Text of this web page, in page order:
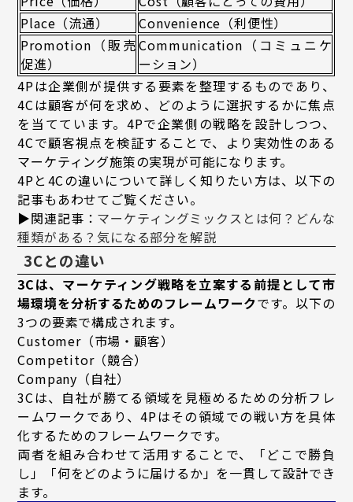
Place（流通）
Convenience（利便性）
Promotion（販売
促進）
Communication（コミュニケ
ーション）
4Pは企業側が提供する要素を整理するものであり、
4Cは顧客が何を求め、どのように選択するかに焦点
を当てています。4Pで企業側の戦略を設計しつつ、
4Cで顧客視点を検証することで、より実効性のある
マーケティング施策の実現が可能になります。
4Pと4Cの違いについて詳しく知りたい方は、以下の
記事もあわせてご覧ください。
▶関連記事： マーケティングミックスとは何？どんな
種類がある？気になる部分を解説
3Cとの違い
3Cは、マーケティング戦略を立案する前提として市
場環境を分析するためのフレームワークです。以下の
3つの要素で構成されます。
Customer（市場・顧客）
Competitor（競合）
Company（自社）
3Cは、自社が勝てる領域を見極めるための分析フレ
ームワークであり、4Pはその領域での戦い方を具体
化するためのフレームワークです。
両者を組み合わせて活用することで、「どこで勝負
し」「何をどのように届けるか」を一貫して設計でき
ます。